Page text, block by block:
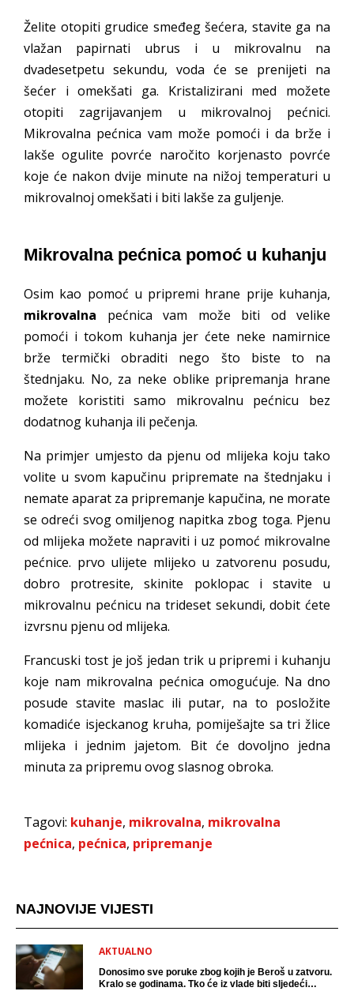
Želite otopiti grudice smeđeg šećera, stavite ga na
vlažan papirnati ubrus i u mikrovalnu na
dvadesetpetu sekundu, voda će se prenijeti na
šećer i omekšati ga. Kristalizirani med možete
otopiti zagrijavanjem u mikrovalnoj pećnici.
Mikrovalna pećnica vam može pomoći i da brže i
lakše ogulite povrće naročito korjenasto povrće
koje će nakon dvije minute na nižoj temperaturi u
mikrovalnoj omekšati i biti lakše za guljenje.
Mikrovalna pećnica pomoć u kuhanju
Osim kao pomoć u pripremi hrane prije kuhanja,
mikrovalna pećnica vam može biti od velike
pomoći i tokom kuhanja jer ćete neke namirnice
brže termički obraditi nego što biste to na
štednjaku. No, za neke oblike pripremanja hrane
možete koristiti samo mikrovalnu pećnicu bez
dodatnog kuhanja ili pečenja.
Na primjer umjesto da pjenu od mlijeka koju tako
volite u svom kapučinu pripremate na štednjaku i
nemate aparat za pripremanje kapučina, ne morate
se odreći svog omiljenog napitka zbog toga. Pjenu
od mlijeka možete napraviti i uz pomoć mikrovalne
pećnice. prvo ulijete mlijeko u zatvorenu posudu,
dobro protresite, skinite poklopac i stavite u
mikrovalnu pećnicu na trideset sekundi, dobit ćete
izvrsnu pjenu od mlijeka.
Francuski tost je još jedan trik u pripremi i kuhanju
koje nam mikrovalna pećnica omogućuje. Na dno
posude stavite maslac ili putar, na to posložite
komadiće isjeckanog kruha, pomiješajte sa tri žlice
mlijeka i jednim jajetom. Bit će dovoljno jedna
minuta za pripremu ovog slasnog obroka.
Tagovi: kuhanje, mikrovalna, mikrovalna
pećnica, pećnica, pripremanje
NAJNOVIJE VIJESTI
AKTUALNO
Donosimo sve poruke zbog kojih je Beroš u zatvoru.
Kralo se godinama. Tko će iz vlade biti sljedeći